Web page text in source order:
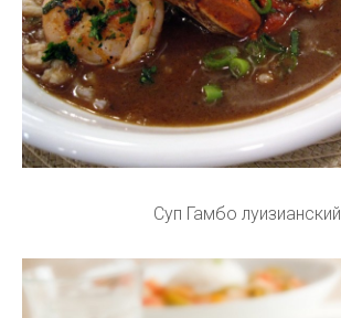
Суп Гамбо луизианский